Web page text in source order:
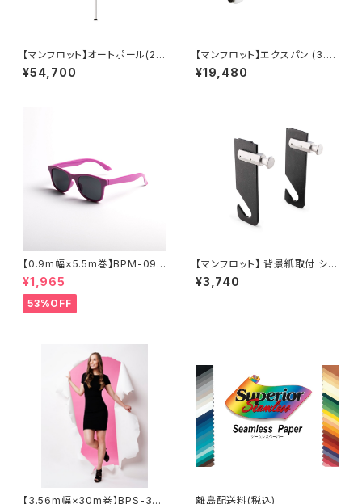
【マンフロット】オートポール(2本
セット) 伸縮210㎝〜370㎝ 03
2
¥54,700
【マンフロット】エクスパン (3.5
mメタルチェーン付) 046MC
¥19,480
【0.9m幅×5.5m巻】BPM-095
5 全17色 スーペリア背景紙
¥1,965
53%OFF
【マンフロット】 背景紙取付 シン
グルフック 059
¥3,740
【3.56m幅×30m巻】BPS-353
離島配送料(税込)